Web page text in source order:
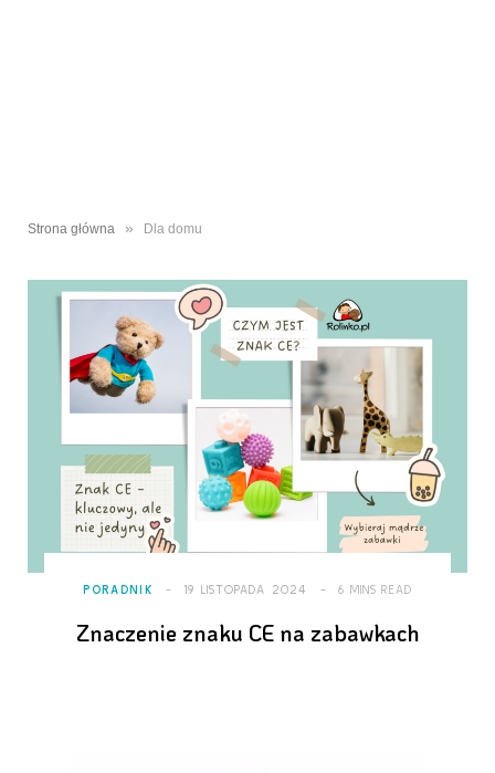
Strona główna » Dla domu
PORADNIK 19 LISTOPADA 2024 6 MINS READ
Znaczenie znaku CE na zabawkach